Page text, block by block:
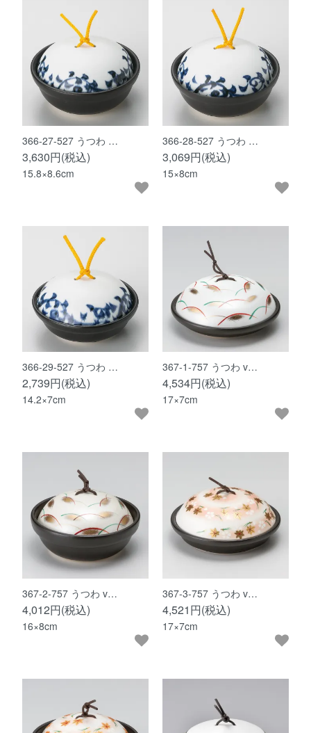
366-27-527 うつわ …
3,630円(税込)
15.8×8.6cm
366-28-527 うつわ …
3,069円(税込)
15×8cm
366-29-527 うつわ …
2,739円(税込)
14.2×7cm
367-1-757 うつわ v…
4,534円(税込)
17×7cm
367-2-757 うつわ v…
4,012円(税込)
16×8cm
367-3-757 うつわ v…
4,521円(税込)
17×7cm